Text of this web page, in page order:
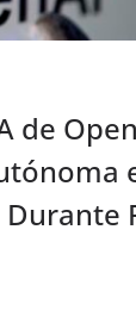
de
Durante